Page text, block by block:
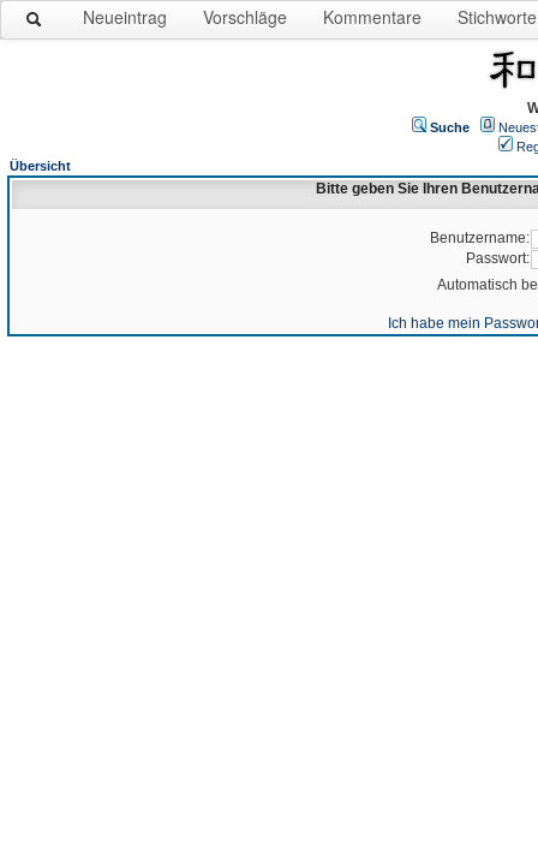
Neueintrag Vorschläge Kommentare Stichworte
Suche
Übersicht
Bitte geben Sie Ihren
Benutzername:
Passwort:
Automatisch
Ich habe mein